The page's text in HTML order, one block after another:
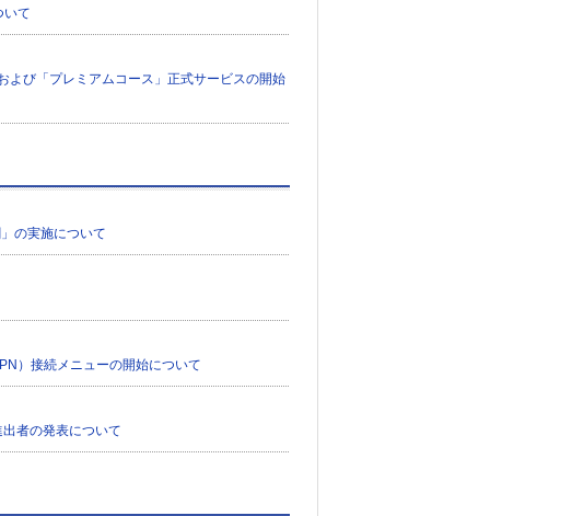
いて
よび「プレミアムコース」正式サービスの開始
の実施について
）接続メニューの開始について
者の発表について